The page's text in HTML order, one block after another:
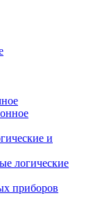
и
логические
приборов